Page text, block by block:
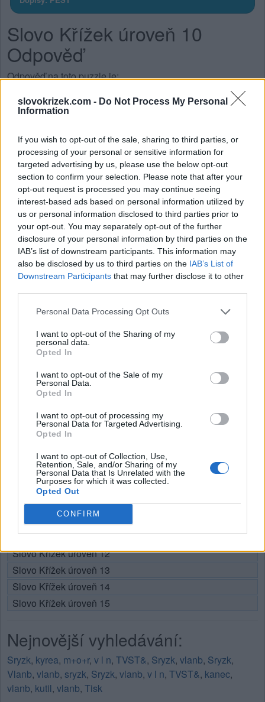
slovokrizek.com - Do Not Process My Personal
Information
If you wish to opt-out of the sale, sharing to third parties, or
processing of your personal or sensitive information for
targeted advertising by us, please use the below opt-out
section to confirm your selection. Please note that after your
opt-out request is processed you may continue seeing
interest-based ads based on personal information utilized by
us or personal information disclosed to third parties prior to
your opt-out. You may separately opt-out of the further
disclosure of your personal information by third parties on the
IAB’s list of downstream participants. This information may
also be disclosed by us to third parties on the IAB’s List of
Downstream Participants that may further disclose it to other
Personal Data Processing Opt Outs
I want to opt-out of the Sharing of my
personal data.
Opted In
I want to opt-out of the Sale of my
Personal Data.
Opted In
I want to opt-out of processing my
Personal Data for Targeted Advertising.
Opted In
I want to opt-out of Collection, Use,
Retention, Sale, and/or Sharing of my
Personal Data that Is Unrelated with the
Purposes for which it was collected.
Opted Out
CONFIRM
Slovo Křížek úroveň 10
Odpověď
Odpověď na toto puzzle je:
T E
P
P
E
S
VYHLEDEJTE DALŠÍ
ODPOVĚDI
Stažení Slovo Křížek
Zde můžete vyhledat odpověď podle čísla úrovně, ale
doporučujeme použít vyhledávání podle písmen.
Vyberte si svou úroveň:
Slovo Křížek úroveň 5
Slovo Křížek úroveň 6
Slovo Křížek úroveň 7
Slovo Křížek úroveň 8
Slovo Křížek úroveň 9
Slovo Křížek úroveň 10
Slovo Křížek úroveň 11
Slovo Křížek úroveň 12
Slovo Křížek úroveň 13
Slovo Křížek úroveň 14
Slovo Křížek úroveň 15
Nejnovější vyhledávání:
Sryzk, kyrea, m+o+r, v l n, TVST&, Sryzk, vlanb, Sryzk,
Vlanb, vlanb, sryzk, Sryzk, vlanb, v l n, TVST&, kanec,
vlanb, kutil, vlanb, Tisk